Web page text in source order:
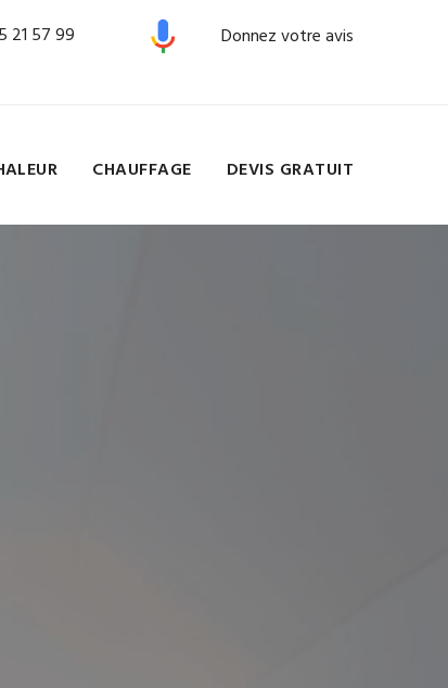
Donnez votre avis
21 57 99
CHAUFFAGE DEVIS GRATUIT